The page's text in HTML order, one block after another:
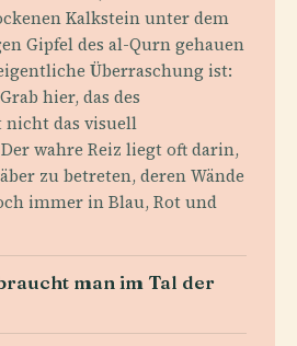
Kalkstein unter dem
Gipfel des al-Qurn gehauen
Überraschung ist:
hier, das des
das visuell
wahre Reiz liegt oft darin,
zu betreten, deren Wände
immer in Blau, Rot und
man im Tal der